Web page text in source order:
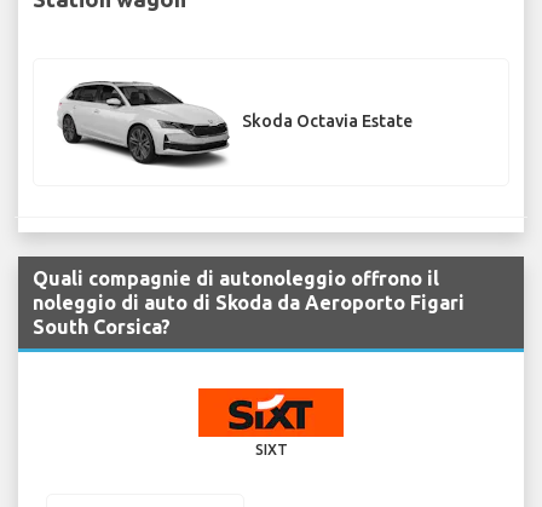
Skoda Octavia Estate
Quali compagnie di autonoleggio offrono il
noleggio di auto di Skoda da Aeroporto Figari
South Corsica?
SIXT